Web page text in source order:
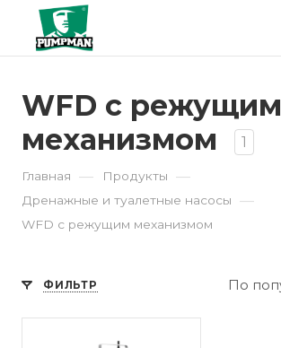
WFD с режущим
механизмом
1
Главная — Продукты —
Дренажные и туалетные насосы —
WFD с режущим механизмом
ФИЛЬТР